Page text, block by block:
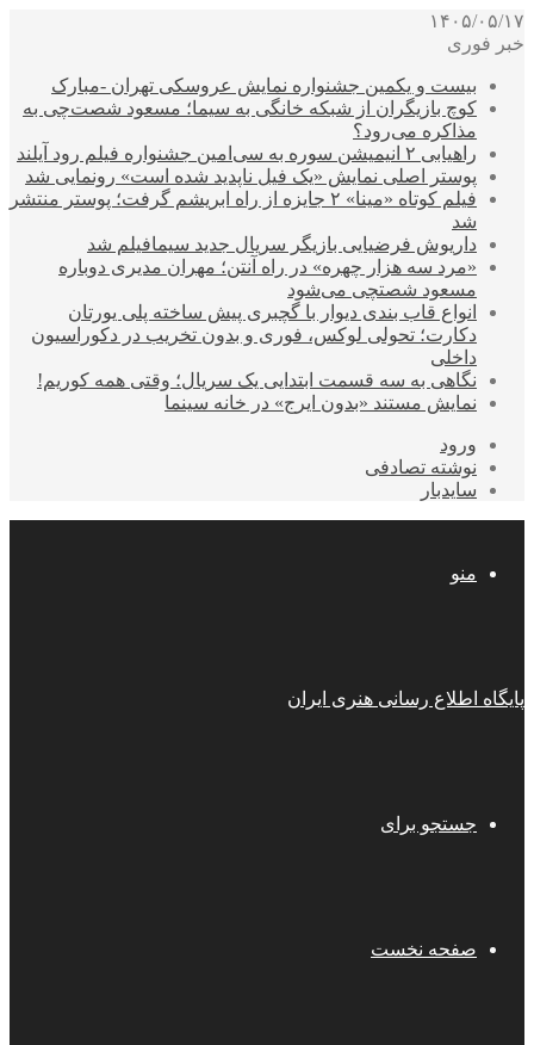
۱۴۰۵/۰۵/۱۷
خبر فوری
بیست و یکمین جشنواره نمایش عروسکی تهران -مبارک
کوچ بازیگران از شبکه خانگی به سیما؛ مسعود شصت‌چی به
مذاکره می‌رود؟
راهیابی ۲ انیمیشن سوره به سی‌امین جشنواره فیلم رود آیلند
پوستر اصلی نمایش «یک فیل ناپدید شده است» رونمایی شد
فیلم کوتاه «مینا» ۲ جایزه از راه ابریشم گرفت؛ پوستر منتشر
شد
داریوش فرضیایی بازیگر سریال جدید سیمافیلم شد
«مرد سه هزار چهره» در راه آنتن؛ مهران مدیری دوباره
مسعود شصتچی می‌شود
انواع قاب بندی دیوار با گچبری پیش ساخته پلی یورتان
دکارت؛ تحولی لوکس، فوری و بدون تخریب در دکوراسیون
داخلی
نگاهی به سه قسمت ابتدایی یک سریال؛ وقتی همه کوریم!
نمایش مستند «بدون ایرج» در خانه سینما
ورود
نوشته تصادفی
سایدبار
منو
پایگاه اطلاع رسانی هنری ایران
جستجو برای
صفحه نخست